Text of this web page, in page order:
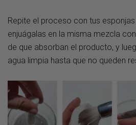
Repite el proceso con tus esponjas
enjuágalas en la misma mezcla
de que absorban el producto, y
agua limpia hasta que no queden